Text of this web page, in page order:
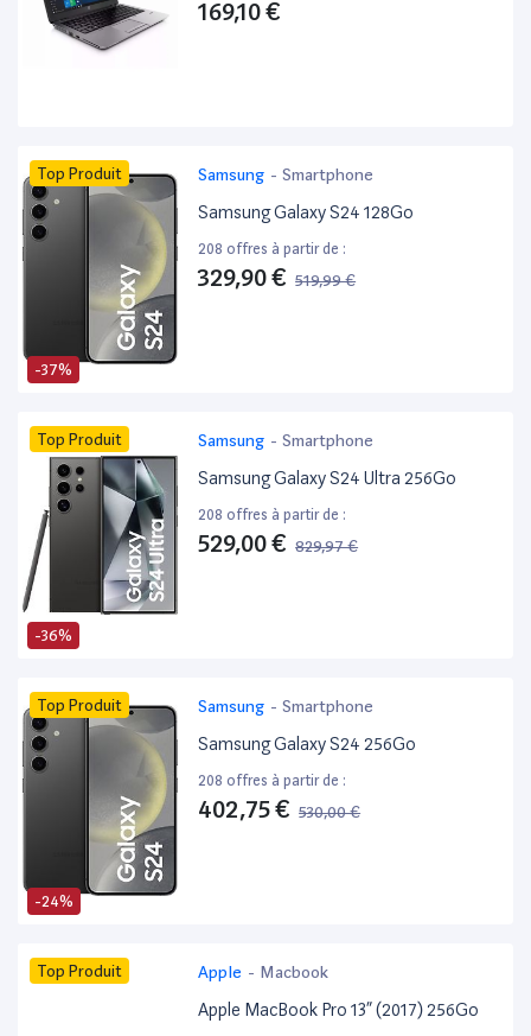
169,10 €
-37%
Top Produit Samsung - Smartphone
Samsung Galaxy S24 128Go
208 offres à partir de :
329,90 € 519,99 €
-36%
Top Produit Samsung - Smartphone
Samsung Galaxy S24 Ultra 256Go
208 offres à partir de :
529,00 € 829,97 €
-24%
Top Produit Samsung - Smartphone
Samsung Galaxy S24 256Go
208 offres à partir de :
402,75 € 530,00 €
Top Produit Apple - Macbook
Apple MacBook Pro 13” (2017) 256Go